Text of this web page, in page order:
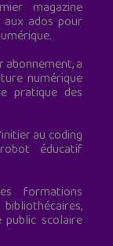
magazine
aux ados pour
abonnement, a
numérique
pratique des
au coding
éducatif
formations
scolaire